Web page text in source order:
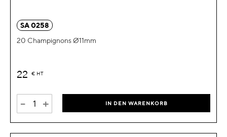
SA 0258
20 Champignons Ø11mm
22 € HT
- + IN DEN WARENKORB